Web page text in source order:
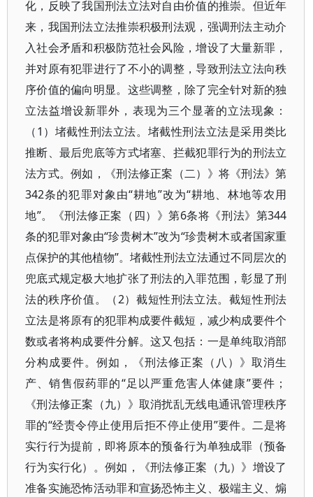
化，反映了我国刑法立法对自由价值的推崇。但近年
来，我国刑法立法推崇积极刑法观，强调刑法主动介
入社会矛盾和积极防范社会风险，增设了大量新罪，
并对原有犯罪进行了不小的调整，导致刑法立法向秩
序价值的偏向明显。这些调整，除了完全针对新的独
立法益增设新罪外，表现为三个显著的立法现象：
（1）堵截性刑法立法。堵截性刑法立法是采用类比
推断、最后兜底等方式堵塞、拦截犯罪行为的刑法立
法方式。例如，《刑法修正案（二）》将《刑法》第
342条的犯罪对象由“耕地”改为“耕地、林地等农用
地”。《刑法修正案（四）》第6条将《刑法》第344
条的犯罪对象由“珍贵树木”改为“珍贵树木或者国家重
点保护的其他植物”。堵截性刑法立法通过不同层次的
兜底式规定极大地扩张了刑法的入罪范围，彰显了刑
法的秩序价值。（2）截短性刑法立法。截短性刑法
立法是将原有的犯罪构成要件截短，减少构成要件个
数或者将构成要件分解。这又包括：一是单纯取消部
分构成要件。例如，《刑法修正案（八）》取消生
产、销售假药罪的“足以严重危害人体健康”要件；
《刑法修正案（九）》取消扰乱无线电通讯管理秩序
罪的“经责令停止使用后拒不停止使用”要件。二是将
实行行为提前，即将原本的预备行为单独成罪（预备
行为实行化）。例如，《刑法修正案（九）》增设了
准备实施恐怖活动罪和宣扬恐怖主义、极端主义、煽